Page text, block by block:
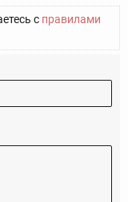
с правилами